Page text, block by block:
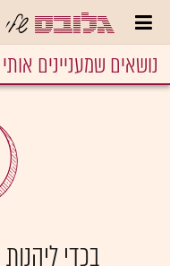
נושאים שמעניינים אותי
בכדי